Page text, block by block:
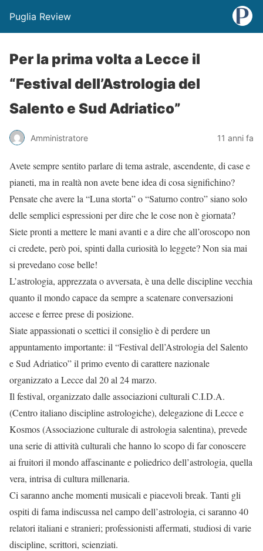
Puglia Review
Per la prima volta a Lecce il
“Festival dell’Astrologia del
Salento e Sud Adriatico”
Amministratore 11 anni fa
Avete sempre sentito parlare di tema astrale, ascendente, di case e
pianeti, ma in realtà non avete bene idea di cosa significhino?
Pensate che avere la “Luna storta” o “Saturno contro” siano solo
delle semplici espressioni per dire che le cose non è giornata?
Siete pronti a mettere le mani avanti e a dire che all’oroscopo non
ci credete, però poi, spinti dalla curiosità lo leggete? Non sia mai
si prevedano cose belle!
L’astrologia, apprezzata o avversata, è una delle discipline vecchia
quanto il mondo capace da sempre a scatenare conversazioni
accese e ferree prese di posizione.
Siate appassionati o scettici il consiglio è di perdere un
appuntamento importante: il “Festival dell’Astrologia del Salento
e Sud Adriatico” il primo evento di carattere nazionale
organizzato a Lecce dal 20 al 24 marzo.
Il festival, organizzato dalle associazioni culturali C.I.D.A.
(Centro italiano discipline astrologiche), delegazione di Lecce e
Kosmos (Associazione culturale di astrologia salentina), prevede
una serie di attività culturali che hanno lo scopo di far conoscere
ai fruitori il mondo affascinante e poliedrico dell’astrologia, quella
vera, intrisa di cultura millenaria.
Ci saranno anche momenti musicali e piacevoli break. Tanti gli
ospiti di fama indiscussa nel campo dell’astrologia, ci saranno 40
relatori italiani e stranieri; professionisti affermati, studiosi di varie
discipline, scrittori, scienziati.